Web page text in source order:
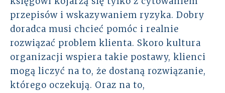
przepisów i wskazywaniem ryzyka. Dobry
doradca musi chcieć pomóc i realnie
rozwiązać problem klienta. Skoro kultura
organizacji wspiera takie postawy, klienci
mogą liczyć na to, że dostaną rozwiązanie,
którego oczekują. Oraz na to,